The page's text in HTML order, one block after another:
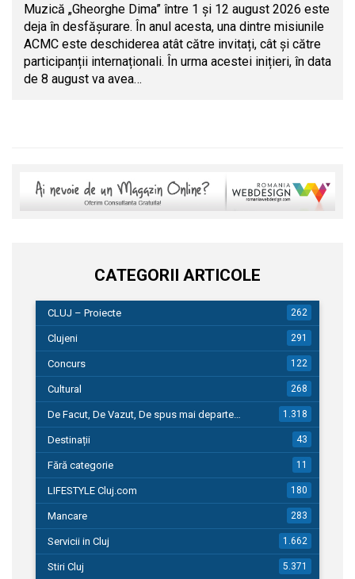
Muzică „Gheorghe Dima” între 1 și 12 august 2026 este
deja în desfășurare. În anul acesta, una dintre misiunile
ACMC este deschiderea atât către invitați, cât și către
participanții internaționali. În urma acestei inițieri, în data
de 8 august va avea…
CATEGORII ARTICOLE
CLUJ – Proiecte 262
Clujeni 291
Concurs 122
Cultural 268
De Facut, De Vazut, De spus mai departe… 1.318
Destinații 43
Fără categorie 11
LIFESTYLE Cluj.com 180
Mancare 283
Servicii in Cluj 1.662
Stiri Cluj 5.371